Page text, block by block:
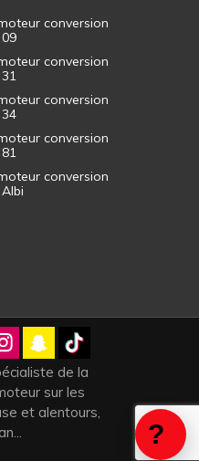
conversion
conversion
conversion
conversion
conversion
de la
sur les
et alentours,